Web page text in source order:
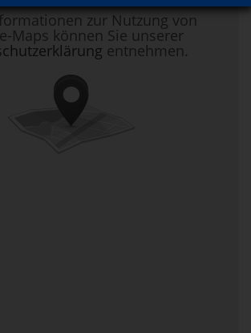
zur Nutzung von
Maps können Sie unserer
entnehmen.